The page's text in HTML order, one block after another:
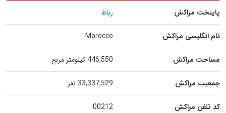
پایتخت مراکش رباط
نام انگلیسی مراکش Morocco
مساحت مراکش 446,550 کیلومتر مربع
جمعیت مراکش 33,337,529 نفر
کد تلفن مراکش 00212